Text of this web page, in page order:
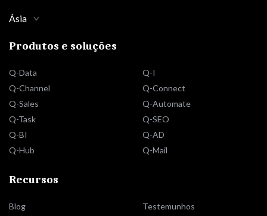
Ásia
Produtos e soluções
Q-Data
Q-Channel
Q-Sales
Q-Task
Q-BI
Q-Hub
Q-I
Q-Connect
Q-Automate
Q-SEO
Q-AD
Q-Mail
Recursos
Blog
Testemunhos